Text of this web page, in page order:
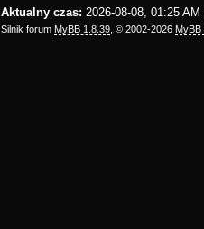
Aktualny czas: 2026-08-08, 01:25 AM
Silnik forum MyBB 1.8.39 , © 2002-2026